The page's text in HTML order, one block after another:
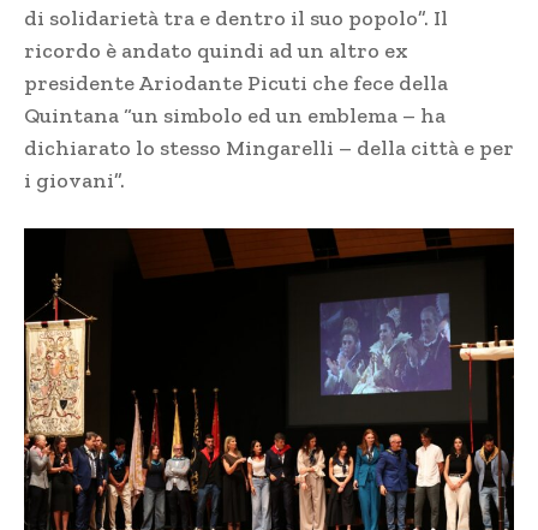
di solidarietà tra e dentro il suo popolo”. Il
ricordo è andato quindi ad un altro ex
presidente Ariodante Picuti che fece della
Quintana “un simbolo ed un emblema – ha
dichiarato lo stesso Mingarelli – della città e per
i giovani”.